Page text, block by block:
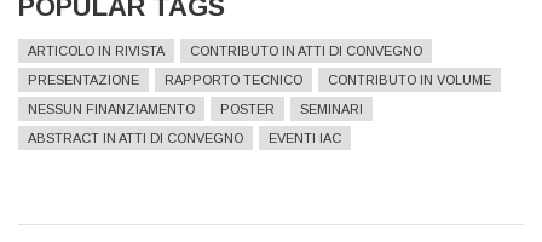
POPULAR TAGS
ARTICOLO IN RIVISTA
CONTRIBUTO IN ATTI DI CONVEGNO
PRESENTAZIONE
RAPPORTO TECNICO
CONTRIBUTO IN VOLUME
NESSUN FINANZIAMENTO
POSTER
SEMINARI
ABSTRACT IN ATTI DI CONVEGNO
EVENTI IAC